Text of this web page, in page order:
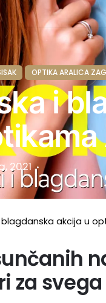
OPTIKA ARALICA
i
2021
blagdanska akcija u
svega